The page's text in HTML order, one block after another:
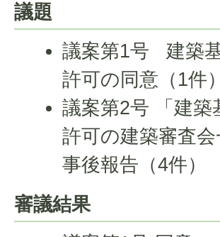
議題
議案第1号 建築
許可の同意（1件）
議案第2号 「建
許可の建築審査
事後報告（4件）
審議結果